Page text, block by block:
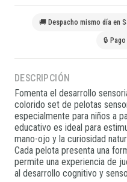
🚚 Despacho mismo día en
🔒
DESCRIPCIÓN
Fomenta el desarrollo
colorido set de pelotas
especialmente para niños a
educativo es ideal para
mano-ojo y la curiosidad
Cada pelota presenta una
permite una experiencia de
al desarrollo cognitivo y